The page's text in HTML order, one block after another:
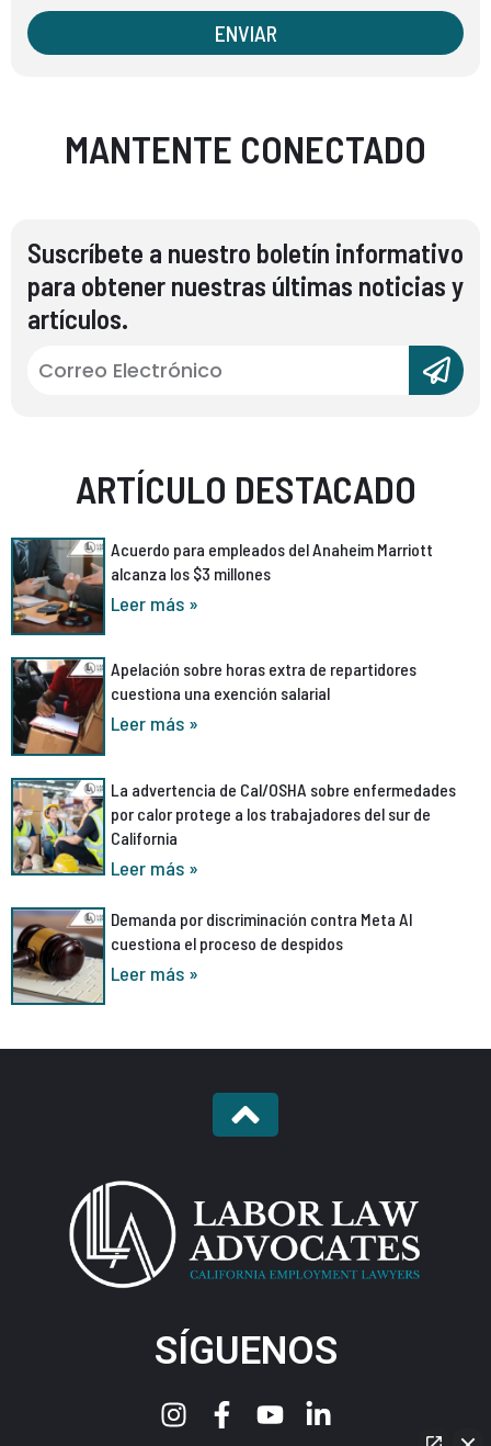
ENVIAR
MANTENTE CONECTADO
Suscríbete a nuestro boletín informativo
para obtener nuestras últimas noticias y
artículos.
ARTÍCULO DESTACADO
Acuerdo para empleados del Anaheim Marriott
alcanza los $3 millones
Leer más »
Apelación sobre horas extra de repartidores
cuestiona una exención salarial
Leer más »
La advertencia de Cal/OSHA sobre enfermedades
por calor protege a los trabajadores del sur de
California
Leer más »
Demanda por discriminación contra Meta AI
cuestiona el proceso de despidos
Leer más »
SÍGUENOS